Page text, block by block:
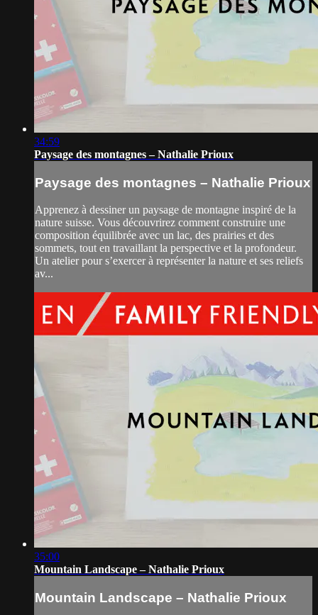
34:59
Paysage des montagnes – Nathalie Prioux
Paysage des montagnes – Nathalie Prioux
Apprenez à dessiner un paysage de montagne inspiré de la
nature suisse. Vous découvrirez comment construire une
composition équilibrée avec un lac, des prairies et des
sommets, tout en travaillant la perspective et la profondeur.
Un atelier pour s’exercer à représenter la nature et ses reliefs
av...
35:00
Mountain Landscape – Nathalie Prioux
Mountain Landscape – Nathalie Prioux